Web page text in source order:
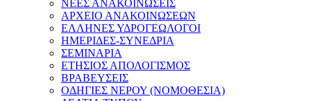
ΝΕΕΣ ΑΝΑΚΟΙΝΩΣΕΙΣ
ΑΡΧΕΙΟ ΑΝΑΚΟΙΝΩΣΕΩΝ
ΕΛΛΗΝΕΣ ΥΔΡΟΓΕΩΛΟΓΟΙ
ΗΜΕΡΙΔΕΣ-ΣΥΝΕΔΡΙΑ
ΣΕΜΙΝΑΡΙΑ
ΕΤΗΣΙΟΣ ΑΠΟΛΟΓΙΣΜΟΣ
ΒΡΑΒΕΥΣΕΙΣ
ΟΔΗΓΙΕΣ ΝΕΡΟΥ (ΝΟΜΟΘΕΣΙΑ)